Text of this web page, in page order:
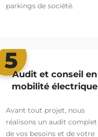
parkings de société.
5
Audit et conseil en
mobilité électrique
Avant tout projet, nous
réalisons un audit complet
de vos besoins et de votre